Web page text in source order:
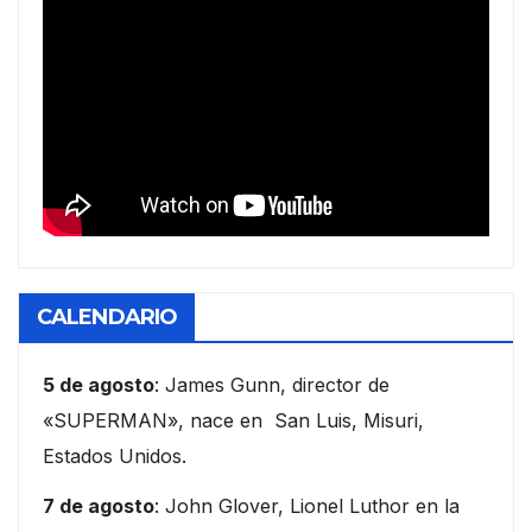
CALENDARIO
5 de agosto: James Gunn, director de
«SUPERMAN», nace en San Luis, Misuri,
Estados Unidos.
7 de agosto: John Glover, Lionel Luthor en la